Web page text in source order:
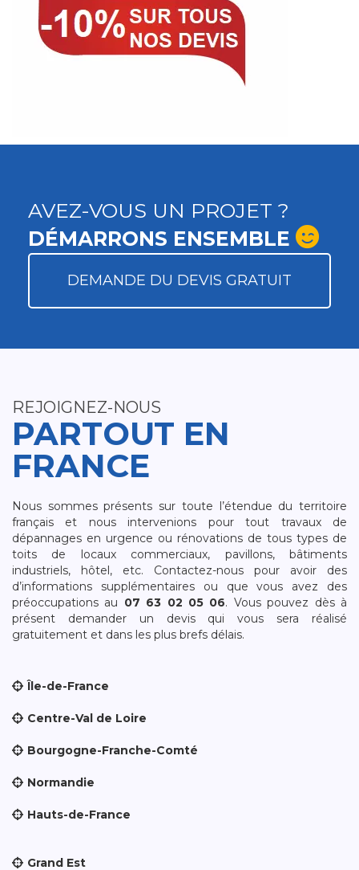
AVEZ-VOUS UN PROJET ?
DÉMARRONS ENSEMBLE
DEMANDE DU DEVIS GRATUIT
REJOIGNEZ-NOUS
PARTOUT EN
FRANCE
Nous sommes présents sur toute l’étendue du territoire
français et nous intervenions pour tout travaux de
dépannages en urgence ou rénovations de tous types de
toits de locaux commerciaux, pavillons, bâtiments
industriels, hôtel, etc. Contactez-nous pour avoir des
d’informations supplémentaires ou que vous avez des
préoccupations au 07 63 02 05 06. Vous pouvez dès à
présent demander un devis qui vous sera réalisé
gratuitement et dans les plus brefs délais.
Île-de-France
Centre-Val de Loire
Bourgogne-Franche-Comté
Normandie
Hauts-de-France
Grand Est